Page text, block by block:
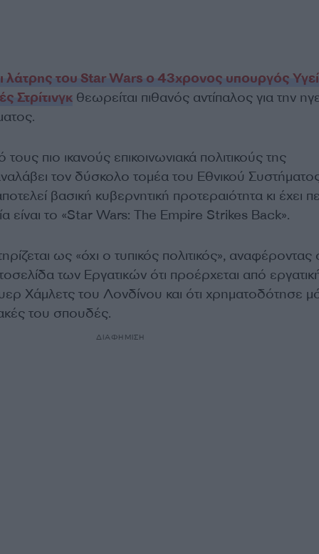
λάτρης του Star Wars ο 43χρονος υπουργός
Στρίτινγκθεωρείται πιθανός αντίπαλος για την
πιο ικανούς επικοινωνιακά πολιτικούς της
τον δύσκολο τομέα του Εθνικού
βασική κυβερνητική προτεραιότητα κι έχει
είναι το «Star Wars: The Empire Strikes Back».
ως «όχι ο τυπικός πολιτικός», αναφέροντας
των Εργατικών ότι προέρχεται από
Χάμλετς του Λονδίνου και ότι χρηματοδότησε
του σπουδές.
ΔΙΑΦΗΜΙΣΗ